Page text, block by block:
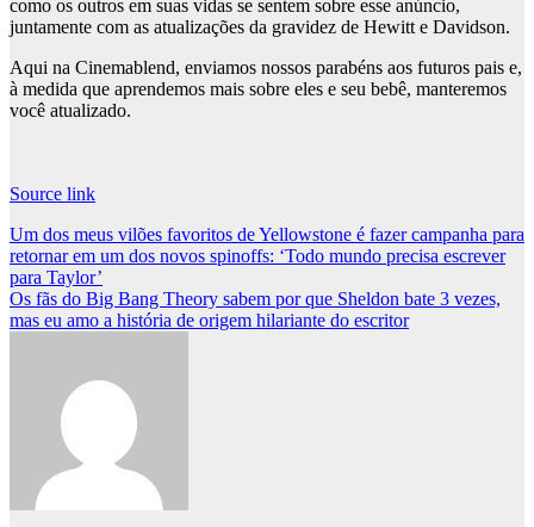
como os outros em suas vidas se sentem sobre esse anúncio,
juntamente com as atualizações da gravidez de Hewitt e Davidson.
Aqui na Cinemablend, enviamos nossos parabéns aos futuros pais e,
à medida que aprendemos mais sobre eles e seu bebê, manteremos
você atualizado.
Source link
Post
navigation
Um dos meus vilões favoritos de Yellowstone é fazer campanha para
retornar em um dos novos spinoffs: ‘Todo mundo precisa escrever
para Taylor’
Os fãs do Big Bang Theory sabem por que Sheldon bate 3 vezes,
mas eu amo a história de origem hilariante do escritor